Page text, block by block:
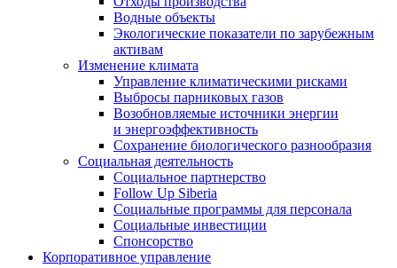
Водные объекты
Экологические показатели по зарубежным
активам
Изменение климата
Управление климатическими рисками
Выбросы парниковых газов
Возобновляемые источники энергии
и энергоэффективность
Сохранение биологического разнообразия
Социальная деятельность
Социальное партнерство
Follow Up Siberia
Социальные программы для персонала
Социальные инвестиции
Спонсорство
Корпоративное управление